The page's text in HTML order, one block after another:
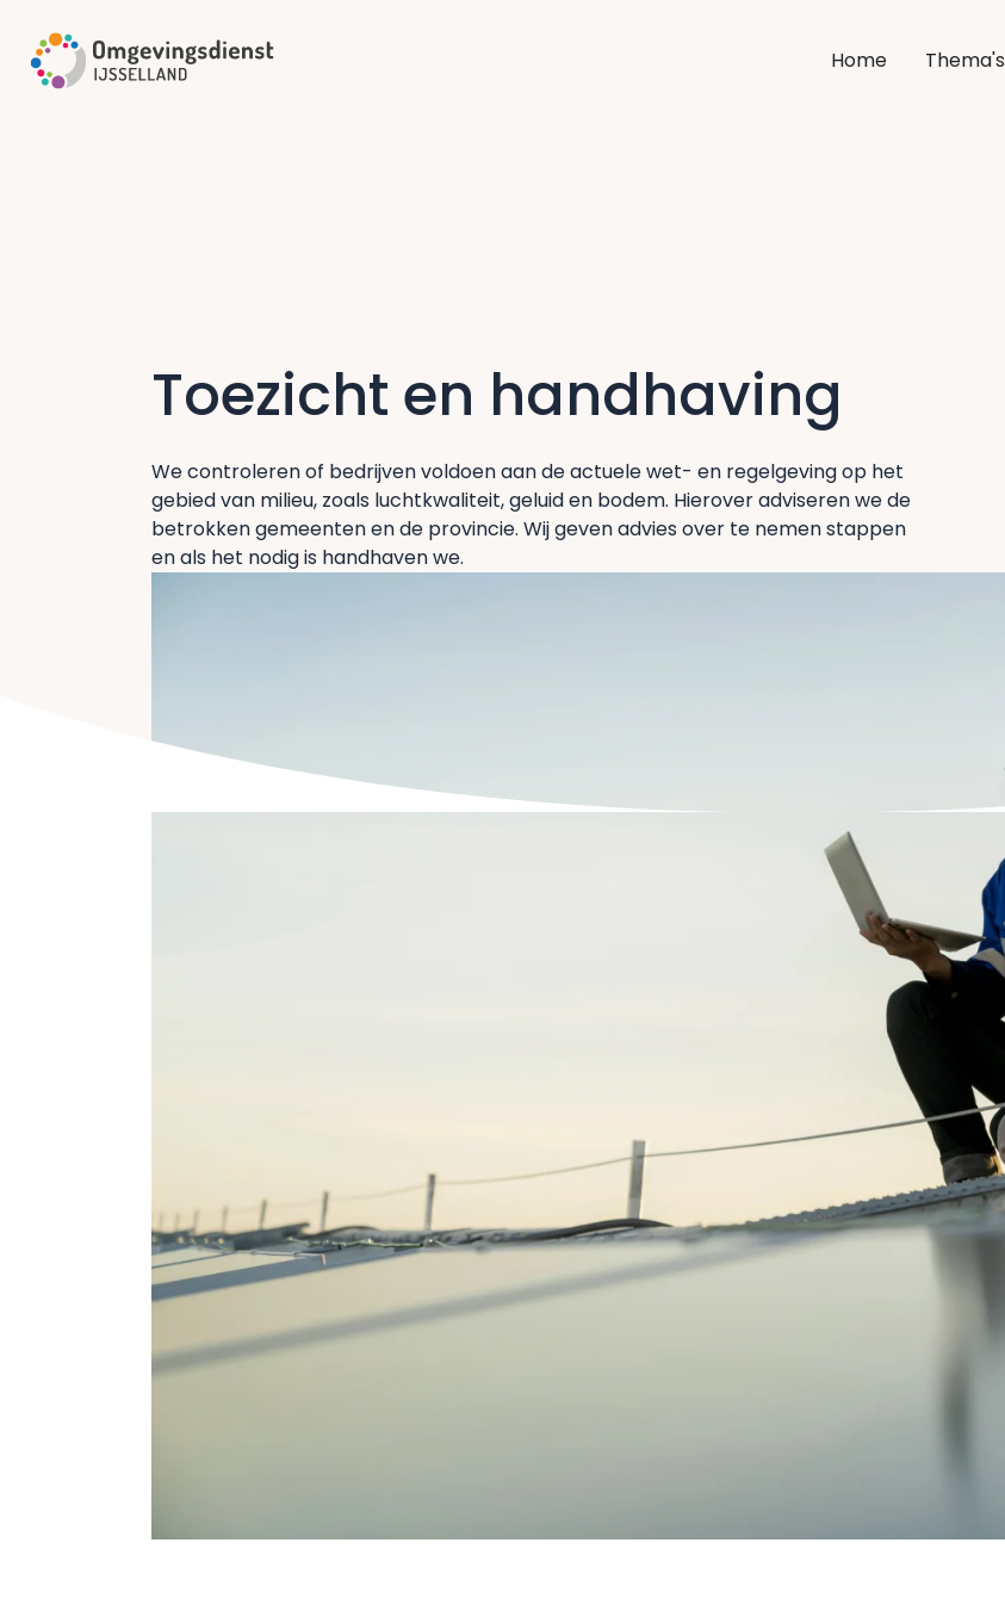
Home Thema's
Toezicht en handhaving
We controleren of bedrijven voldoen aan de actuele wet- en regelgeving op het
gebied van milieu, zoals luchtkwaliteit, geluid en bodem. Hierover adviseren we de
betrokken gemeenten en de provincie. Wij geven advies over te nemen stappen
en als het nodig is handhaven we.
bezoek
Alle bedrijven moeten zich houden aan milieuregels. Provincies en
gemeenten hebben de taak om op de naleving van deze regels te
controleren. Omgevingsdienst IJsselland voert deze taak uit voor
de gemeenten in IJsselland en de provincie Overijssel. Hoe vaak
onze toezichthouders langskomen hangt af van de risico’s van het
bedrijf en naleving van wet- en regelgeving binnen het bedrijf of de